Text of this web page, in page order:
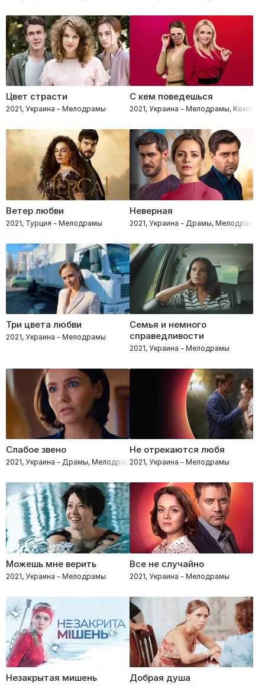
Цвет страсти
2021, Украина – Мелодрамы
С кем поведешься
2021, Украина – Мелодрамы, Комедии
Ветер любви
2021, Турция – Мелодрамы
Неверная
2021, Украина – Драмы, Мелодрамы
Три цвета любви
2021, Украина – Мелодрамы
Семья и немного
справедливости
2021, Украина – Мелодрамы
Слабое звено
2021, Украина – Драмы, Мелодрамы
Не отрекаются любя
2021, Украина – Мелодрамы
Можешь мне верить
2021, Украина – Мелодрамы
Все не случайно
2021, Украина – Мелодрамы
Незакрытая мишень Добрая душа